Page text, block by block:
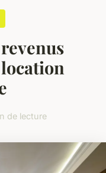
de lecture